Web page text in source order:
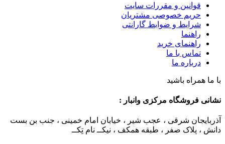
قوانین و مقررات سایت
حریم خصوصی مشتریان
شرایط و ضوابط گارانتی
راهنما
راهنمای خرید
تماس با ما
درباره ما
با ما همراه باشید
نشانی فروشگاه مرکزی وانبار :
آذربایجان شرقی ، عجب شیر ، خیابان امام خمینی ، جنب بن بست
دانش ، پلاک صفر ، طبقه همکف ، نیکــ نام تِکــ